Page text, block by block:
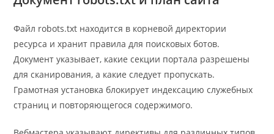
Файл robots.txt находится в корневой директории
ресурса и хранит правила для поисковых ботов.
Документ указывает, какие секции портала разрешены
для сканирования, а какие следует пропускать.
Грамотная установка блокирует индексацию служебных
страниц и повторяющегося содержимого.